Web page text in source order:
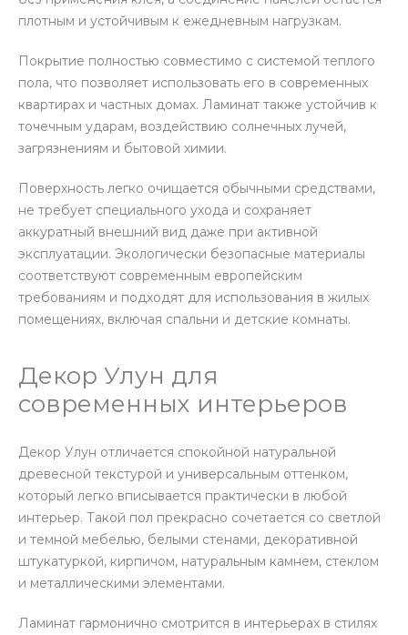
плотным и устойчивым к ежедневным нагрузкам.
Покрытие полностью совместимо с системой теплого
пола, что позволяет использовать его в современных
квартирах и частных домах. Ламинат также устойчив к
точечным ударам, воздействию солнечных лучей,
загрязнениям и бытовой химии.
Поверхность легко очищается обычными средствами,
не требует специального ухода и сохраняет
аккуратный внешний вид даже при активной
эксплуатации. Экологически безопасные материалы
соответствуют современным европейским
требованиям и подходят для использования в жилых
помещениях, включая спальни и детские комнаты.
Декор Улун для
современных интерьеров
Декор Улун отличается спокойной натуральной
древесной текстурой и универсальным оттенком,
который легко вписывается практически в любой
интерьер. Такой пол прекрасно сочетается со светлой
и темной мебелью, белыми стенами, декоративной
штукатуркой, кирпичом, натуральным камнем, стеклом
и металлическими элементами.
Ламинат гармонично смотрится в интерьерах в стилях